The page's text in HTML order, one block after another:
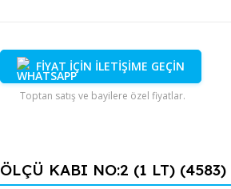
FİYAT İÇİN İLETİŞİME GEÇİN
Toptan satış ve bayilere özel fiyatlar.
ÖLÇÜ KABI NO:2 (1 LT)